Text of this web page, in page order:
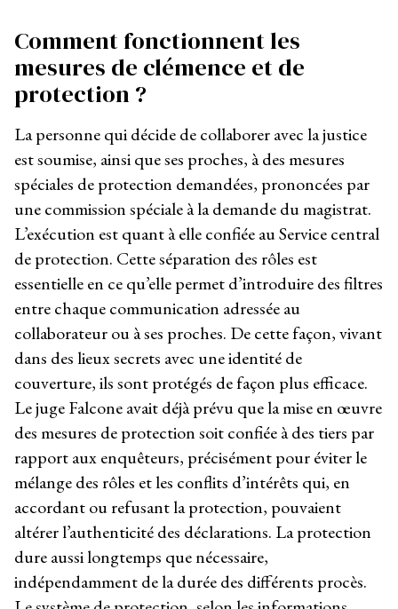
Comment fonctionnent les
mesures de clémence et de
protection ?
La personne qui décide de collaborer avec la justice
est soumise, ainsi que ses proches, à des mesures
spéciales de protection demandées, prononcées par
une commission spéciale à la demande du magistrat.
L’exécution est quant à elle confiée au Service central
de protection. Cette séparation des rôles est
essentielle en ce qu’elle permet d’introduire des filtres
entre chaque communication adressée au
collaborateur ou à ses proches. De cette façon, vivant
dans des lieux secrets avec une identité de
couverture, ils sont protégés de façon plus efficace.
Le juge Falcone avait déjà prévu que la mise en œuvre
des mesures de protection soit confiée à des tiers par
rapport aux enquêteurs, précisément pour éviter le
mélange des rôles et les conflits d’intérêts qui, en
accordant ou refusant la protection, pouvaient
altérer l’authenticité des déclarations. La protection
dure aussi longtemps que nécessaire,
indépendamment de la durée des différents procès.